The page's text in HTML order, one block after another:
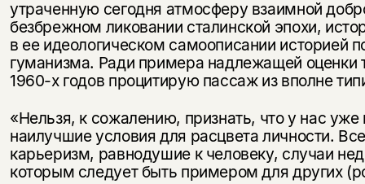
утраченную сегодня атмосферу взаимной
безбрежном ликовании сталинской эпохи,
в ее идеологическом самоописании историей
гуманизма. Ради примера надлежащей оценки
1960-х годов процитирую пассаж из вполне
«Нельзя, к сожалению, признать, что у нас
наилучшие условия для расцвета личности.
карьеризм, равнодушие к человеку, случаи
которым следует быть примером для других